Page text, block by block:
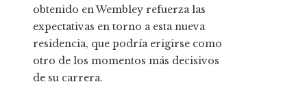
obtenido en Wembley refuerza las
expectativas en torno a esta nueva
residencia, que podría erigirse como
otro de los momentos más decisivos
de su carrera.